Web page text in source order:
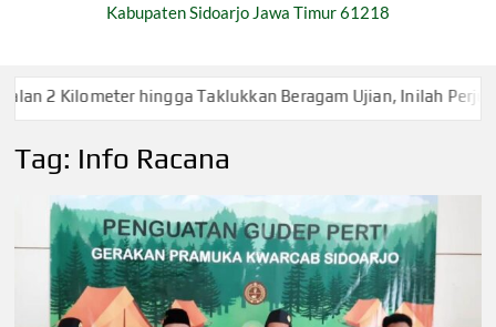
Kabupaten Sidoarjo Jawa Timur 61218
hingga Taklukkan Beragam Ujian, Inilah Perjuangan
Tag: Info Racana